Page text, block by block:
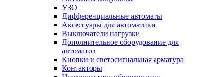
УЗО
Дифференциальные автоматы
Аксессуары для автоматики
Выключатели нагрузки
Дополнительное оборудование для
автоматов
Кнопки и светосигнальная арматура
Контакторы